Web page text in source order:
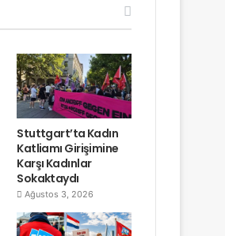
Stuttgart’ta Kadın
Katliamı Girişimine
Karşı Kadınlar
Sokaktaydı
Ağustos 3, 2026